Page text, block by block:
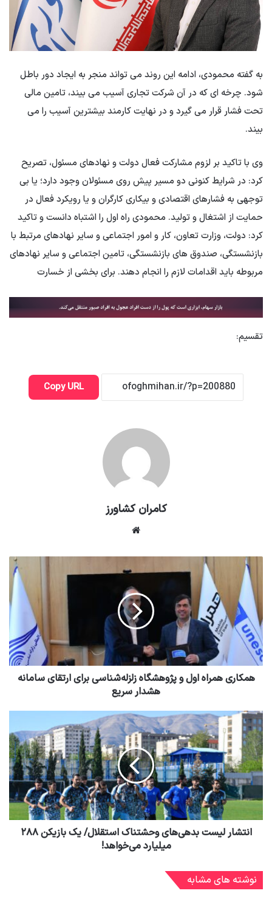
به گفته محمودی، ادامه این روند می تواند منجر به ایجاد دور باطل
شود. چرخه ای که در آن شرکت تجاری آسیب می بیند، تامین مالی
تحت فشار قرار می گیرد و در نهایت کارمند بیشترین آسیب را می
بیند.
وی با تاکید بر لزوم مشارکت فعال دولت و نهادهای مسئول، تصریح
کرد: در شرایط کنونی دو مسیر پیش روی مسئولان وجود دارد؛ یا بی
توجهی به فشارهای اقتصادی و بیکاری کارگران و یا رویکرد فعال در
حمایت از اشتغال و تولید. محمودی راه اول را اشتباه دانست و تاکید
کرد: دولت، وزارت تعاون، کار و امور اجتماعی و سایر نهادهای مرتبط با
بازنشستگی، صندوق های بازنشستگی، تامین اجتماعی و سایر نهادهای
مربوطه باید اقدامات لازم را انجام دهند. برای بخشی از خسارت
تقسیم:
Copy URL
کامران کشاورز
همکاری همراه اول و پژوهشگاه زلزله‌شناسی برای ارتقای سامانه
هشدار سریع
انتشار لیست بدهی‌های وحشتناک استقلال/ یک بازیکن ۲۸۸
میلیارد می‌خواهد!
نوشته های مشابه